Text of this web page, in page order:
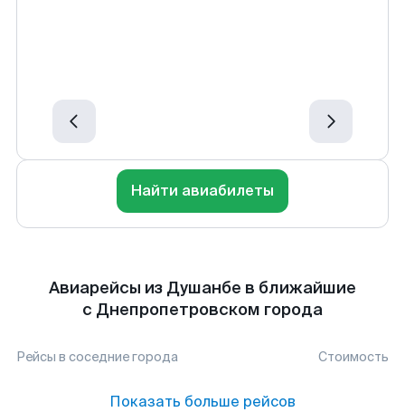
Найти авиабилеты
Авиарейсы из Душанбе в ближайшие
с Днепропетровском города
Рейсы в соседние города Стоимость
Показать больше рейсов